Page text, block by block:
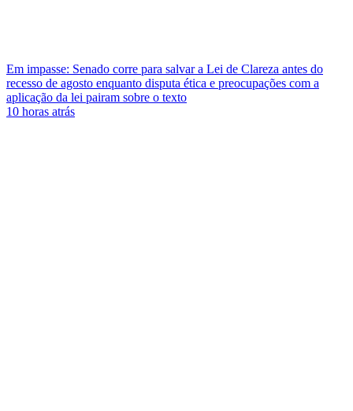
Em impasse: Senado corre para salvar a Lei de Clareza antes do
recesso de agosto enquanto disputa ética e preocupações com a
aplicação da lei pairam sobre o texto
10 horas atrás